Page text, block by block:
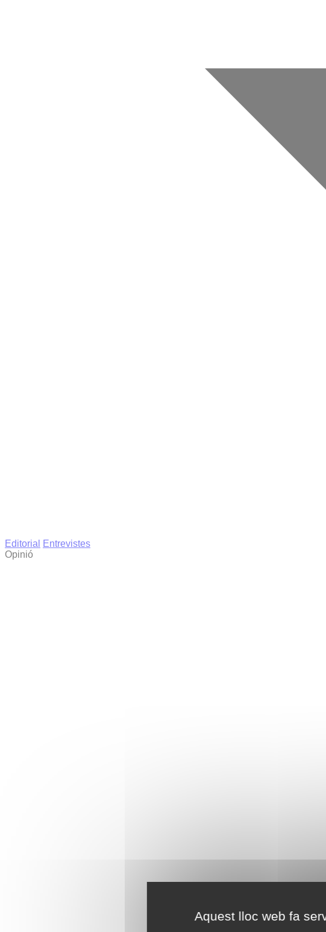
Aquest lloc web fa
Editorial
Entrevistes
Opinió